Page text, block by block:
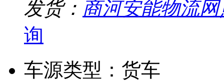
发货： 商河安能物流
询
车源类型：货车